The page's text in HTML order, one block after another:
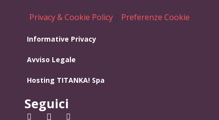
Privacy & Cookie Policy | Preferenze Cookie
Informative Privacy
Avviso Legale
Hosting TITANKA! Spa
Seguici